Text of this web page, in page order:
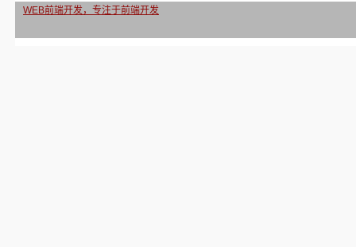
WEB前端开发，专注于前端开发